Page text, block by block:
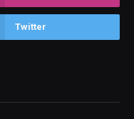
Twitter